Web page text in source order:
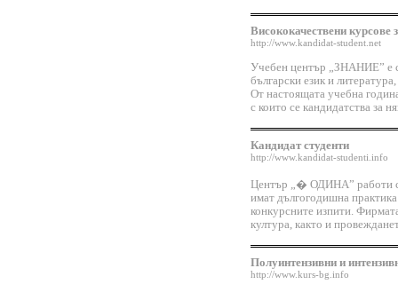
Висококачествени курсове
http://www.kandidat-student.net
Учебен център „ЗНАНИЕ” е
български език и
От настоящата учебна
с които се кандидатства за
Кандидат студенти
http://www.kandidat-studenti.info
Център „� ОДИНА” работи
имат дългогодишна
конкурсните изпити.
култура, както и
Полуинтензивни и
http://www.kurs-bg.info